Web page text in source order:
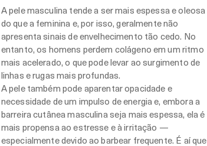
A pele masculina tende a ser mais espessa e oleosa
do que a feminina e, por isso, geralmente não
apresenta sinais de envelhecimento tão cedo. No
entanto, os homens perdem colágeno em um ritmo
mais acelerado, o que pode levar ao surgimento de
linhas e rugas mais profundas.
A pele também pode aparentar opacidade e
necessidade de um impulso de energia e, embora a
barreira cutânea masculina seja mais espessa, ela é
mais propensa ao estresse e à irritação —
especialmente devido ao barbear frequente. É aí que